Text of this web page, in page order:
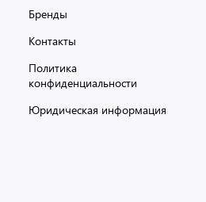
Бренды
Контакты
Политика
конфиденциальности
Юридическая информация